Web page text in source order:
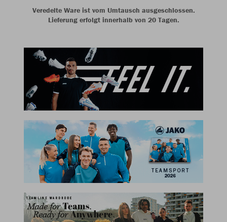
Veredelte Ware ist vom Umtausch ausgeschlossen.
Lieferung erfolgt innerhalb von 20 Tagen.